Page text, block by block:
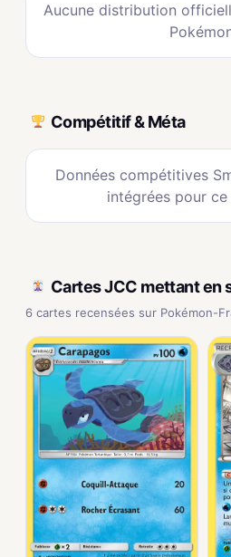
Aucune distribution
Compétitif & Méta
Données compétitives
intégrées pour ce
Cartes JCC mettant en
6 cartes recensées sur Pokémon-